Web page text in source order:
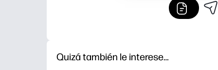
Quizá también le interese…